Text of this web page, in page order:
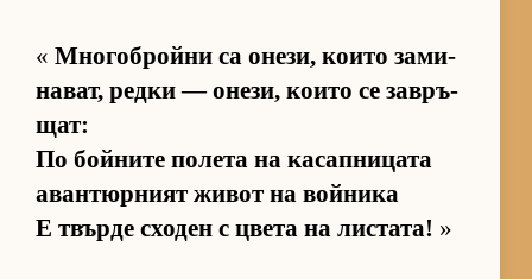
« Мно­гоб­ройни са оне­зи, ко­ито за­ми­
на­ват, редки — оне­зи, ко­ито се зав­ръ­
щат:
По бой­ните по­лета на ка­сап­ни­цата
аван­тюр­ният жи­вот на вой­ника
Е твърде схо­ден с цвета на лис­та­та! »